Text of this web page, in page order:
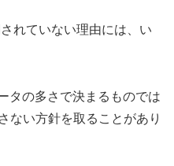
れていない理由には、い
タの多さで決まるものでは
ない方針を取ることがあり